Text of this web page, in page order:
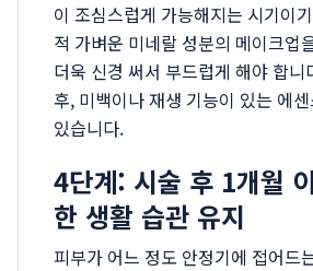
이 조심스럽게 가능해지는 시기이
적 가벼운 미네랄 성분의 메이크업
더욱 신경 써서 부드럽게 해야 합니
후, 미백이나 재생 기능이 있는 에
있습니다.
4단계: 시술 후 1개월
한 생활 습관 유지
피부가 어느 정도 안정기에 접어드